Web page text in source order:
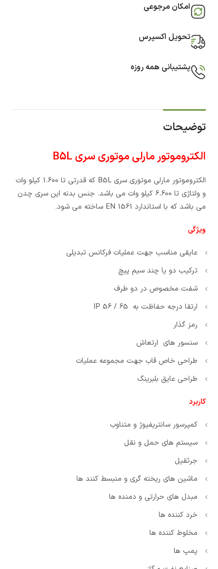
امکان مرجوعی
تحویل اکسپرس
پشتیبانی همه روزه
توضیحات
الکتروموتور مارلی موتوری سری B5L
الکتروموتور مارلی موتوری سری B5L که قدرتی تا 1.600 کیلو وات
و ولتاژی تا 6.600 کیلو وات می باشد. جنس بدنه این سری چدن
می باشد که با استاندارد EN 1561 ساخته می شود.
ویژگی
عایقی مناسب جهت عملیات فرکانس تبدیلی
ترکیب دو یا چند سیم پیچ
شفت مخصوص در دو طرف
ارتقا درجه حفاظت به IP 56 / 65
رمز گذار
سنسور های ارتعاش
طراحی خاص قاب جهت مجموعه عملیات
طراحی عایق بلبرینگ
کاربرد
کمپرسور سانتریفیوژ و متناوب
سیستم های حمل و نقل
جرثقیل
ماشین های ریخته گری و منبسط کنند ها
مبدل های حرارتی و دمنده ها
خرد کننده ها
مخلوط کننده ها
پمپ ها